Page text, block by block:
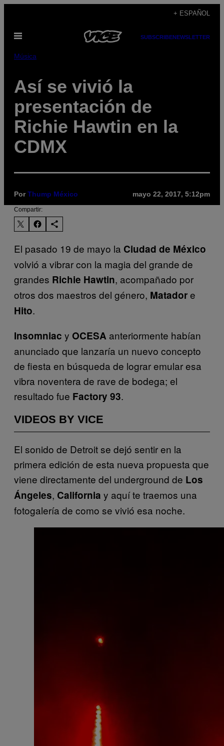
contenido
+ ESPAÑOL
Abrir
SUBSCRIBENEWSLETTER
Música
Así se vivió la
presentación de
Richie Hawtin en la
CDMX
PorThump México mayo 22, 2017, 5:12pm
Compartir:
El pasado 19 de mayo la Ciudad de México
volvió a vibrar con la magia del grande de
grandes Richie Hawtin, acompañado por
otros dos maestros del género, Matadore
Hito.
Insomniac y OCESA anteriormente habían
anunciado que lanzaría un nuevo concepto
de fiesta en búsqueda de lograr emular esa
vibra noventera de rave de bodega; el
resultado fue Factory 93.
VIDEOS BY VICE
El sonido de Detroit se dejó sentir en la
primera edición de esta nueva propuesta que
viene directamente del underground de Los
Ángeles, California y aquí te traemos una
fotogalería de como se vivió esa noche.